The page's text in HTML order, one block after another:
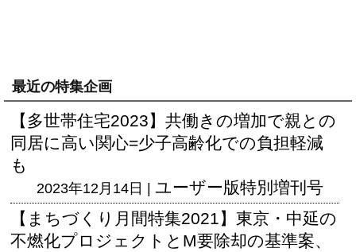
最近の特集企画
【多世帯住宅2023】共働きの増加で親との
同居に高い関心=少子高齢化での負担軽減
も
2023年12月14日 | ユーザー版特別増刊号
【まちづくり月間特集2021】東京・中延の
不燃化プロジェクトとM要除却の基準案、